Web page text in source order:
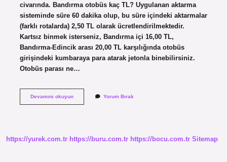
civarında. Bandırma otobüs kaç TL? Uygulanan aktarma
sisteminde süre 60 dakika olup, bu süre içindeki aktarmalar
(farklı rotalarda) 2,50 TL olarak ücretlendirilmektedir.
Kartsız binmek isterseniz, Bandırma içi 16,00 TL,
Bandırma-Edincik arası 20,00 TL karşılığında otobüs
girişindeki kumbaraya para atarak jetonla binebilirsiniz.
Otobüs parası ne…
Devamını okuyunBandırmada Yorum Bırak
https://yurek.com.tr https://buru.com.tr https://bocu.com.tr Sitemap